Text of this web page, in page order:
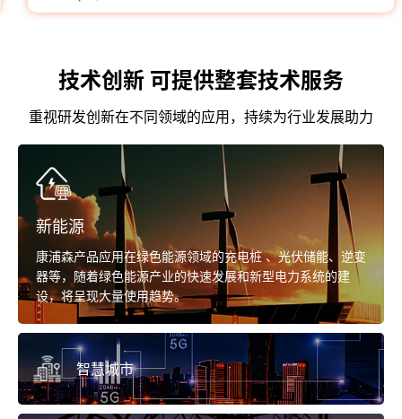
技术创新 可提供整套技术服务
重视研发创新在不同领域的应用，持续为行业发展助力
新能源
康浦森产品应用在绿色能源领域的充电桩 、光伏储能、逆变
器等，随着绿色能源产业的快速发展和新型电力系统的建
设，将呈现大量使用趋势。
智慧城市